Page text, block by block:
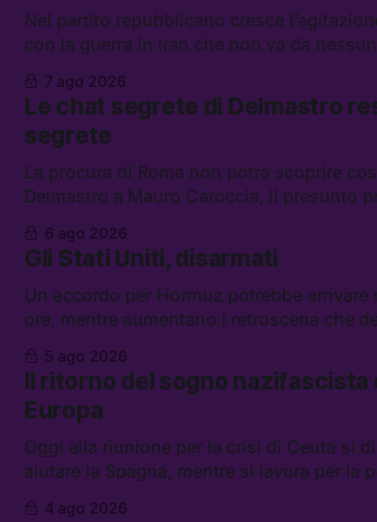
Nel partito repubblicano cresce
con la guerra in Iran che non va da
lavoro, Schlein prova a mettere in
che cos’è lo “Spiralismo,” la religione
7 ago 2026
Le chat segrete di Delmastro
segrete
La procura di Roma non potrà scoprire
Delmastro a Mauro Caroccia, il presunto
attacchi in Libano, il governo chiederà 36
flessibilità in armi e energia, e Grokipedia
abbandonata
6 ago 2026
Gli Stati Uniti, disarmati
Un accordo per Hormuz potrebbe arrivare
ore, mentre aumentano i retroscena che
chi aspetta i dispersi di Ceuta, il boom dei
diluiti, e quanti attivisti anti data center
5 ago 2026
Il ritorno del sogno nazifascista
Europa
Oggi alla riunione per la crisi di Ceuta si
aiutare la Spagna, mentre si lavora per la
4 ago 2026